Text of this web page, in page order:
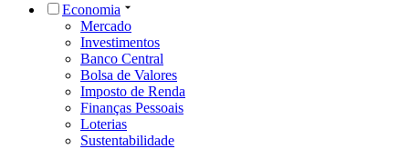
Economia
Mercado
Investimentos
Banco Central
Bolsa de Valores
Imposto de Renda
Finanças Pessoais
Loterias
Sustentabilidade